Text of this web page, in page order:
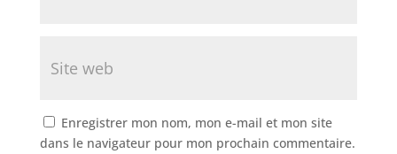
Enregistrer mon nom, mon e-mail et mon site
dans le navigateur pour mon prochain commentaire.